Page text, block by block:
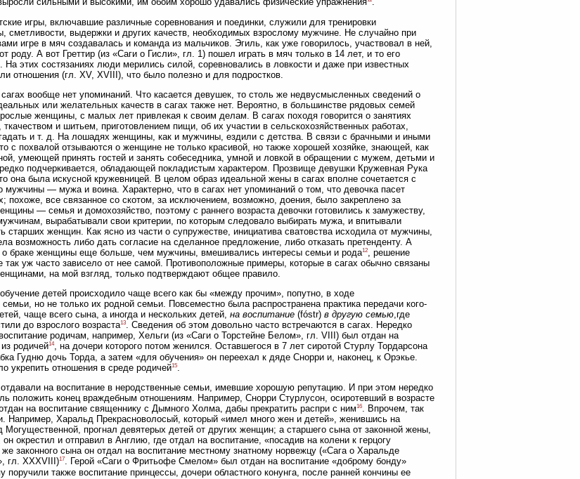
сильными и высокими, им обоим хорошо удавались физические упражнения .
игры, включавшие различные соревнования и поединки, служили для тренировки
сметливости, выдержки и других качеств, необходимых взрослому мужчине. Не случайно при
игре в мяч создавалась и команда из мальчиков. Эгиль, как уже говорилось, участвовал в ней,
роду. А вот Греттир (из «Саги о Гисли», гл. 1) пошел играть в мяч только в 14 лет, и то его
На этих состязаниях люди мерились силой, соревновались в ловкости и даже при известных
отношения (гл. XV, XVIII), что было полезно и для подростков.
вообще нет упоминаний. Что касается девушек, то столь же недвусмысленных сведений о
или желательных качеств в сагах также нет. Вероятно, в большинстве рядовых семей
женщины, с малых лет привлекая к своим делам. В сагах походя говорится о занятиях
и шитьем, приготовлением пищи, об их участии в сельскохозяйственных работах,
и т. д. На лошадях женщины, как и мужчины, ездили с детства. В связи с брачными и иными
с похвалой отзываются о женщине не только красивой, но также хорошей хозяйке, знающей, как
умеющей принять гостей и занять собеседника, умной и ловкой в обращении с мужем, детьми и
подчеркивается, обладающей покладистым характером. Прозвище девушки Кружевная Рука
она была искусной кружевницей. В целом образ идеальной жены в сагах вполне сочетается с
мужчины — мужа и воина. Характерно, что в сагах нет упоминаний о том, что девочка пасет
похоже, все связанное со скотом, за исключением, возможно, доения, было закреплено за
— семья и домохозяйство, поэтому с раннего возраста девочки готовились к замужеству,
вырабатывали свои критерии, по которым следовало выбирать мужа, и впитывали
старших женщин. Как ясно из части о супружестве, инициатива сватовства исходила от мужчины,
возможность либо дать согласие на сделанное предложение, либо отказать претенденту. А
о браке женщины еще больше, чем мужчины, вмешивались интересы семьи и рода12, решение
уж часто зависело от нее самой. Противоположные примеры, которые в сагах обычно связаны
на мой взгляд, только подтверждают общее правило.
детей происходило чаще всего как бы «между прочим», попутно, в ходе
но не только их родной семьи. Повсеместно была распространена практика передачи кого-
чаще всего сына, а иногда и нескольких детей, на воспитание (fóstr) в другую семью,где
до взрослого возраста13. Сведения об этом довольно часто встречаются в сагах. Нередко
родичам, например, Хельги (из «Саги о Торстейне Белом», гл. VIII) был отдан на
родичей14, на дочери которого потом женился. Оставшегося в 7 лет сиротой Стурлу Тордарсона
Гудню дочь Торда, а затем «для обучения» он переехал к дяде Снорри и, наконец, к Орэкье.
укрепить отношения в среде родичей15
на воспитание в неродственные семьи, имевшие хорошую репутацию. И при этом нередко
положить конец враждебным отношениям. Например, Снорри Стурлусон, осиротевший в возрасте
на воспитание священнику с Дымного Холма, дабы прекратить распри с ним16. Впрочем, так
Например, Харальд Прекрасноволосый, который «имел много жен и детей», женившись на
Могущественной, прогнал девятерых детей от других женщин; а старшего сына от законной жены,
окрестил и отправил в Англию, где отдал на воспитание, «посадив на колени к герцогу
же законного сына он отдал на воспитание местному знатному норвежцу («Сага о Харальде
гл. XXXVIII)17. Герой «Саги о Фритьофе Смелом» был отдан на воспитание «доброму бонду»
поручили также воспитание принцессы, дочери областного конунга, после ранней кончины ее